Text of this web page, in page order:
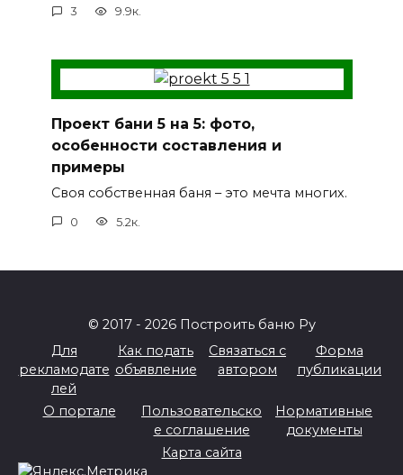
3 9.9к.
Проект бани 5 на 5: фото,
особенности составления и
примеры
Своя собственная баня – это мечта многих.
0 5.2к.
© 2017 - 2026 Построить баню Ру
Для
рекламодате
лей
Как подать
объявление
Связаться с
автором
Форма
публикации
О портале
Пользовательско
е соглашение
Нормативные
документы
Карта сайта